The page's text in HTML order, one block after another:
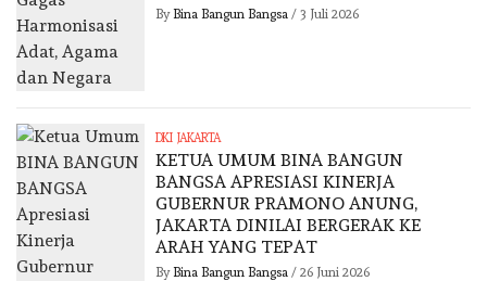
By Bina Bangun Bangsa/ 3 Juli 2026
DKI JAKARTA
KETUA UMUM BINA BANGUN
BANGSA APRESIASI KINERJA
GUBERNUR PRAMONO ANUNG,
JAKARTA DINILAI BERGERAK KE
ARAH YANG TEPAT
By Bina Bangun Bangsa/ 26 Juni 2026